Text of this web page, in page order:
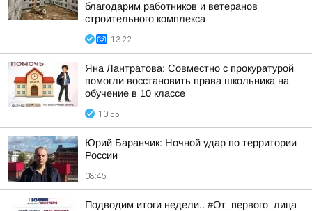
благодарим работников и ветеранов
строительного комплекса
13:22
Яна Лантратова: Совместно с прокуратурой
помогли восстановить права школьника на
обучение в 10 классе
10:55
Юрий Баранчик: Ночной удар по территории
России
08:45
Подводим итоги недели.. #От_первого_лица